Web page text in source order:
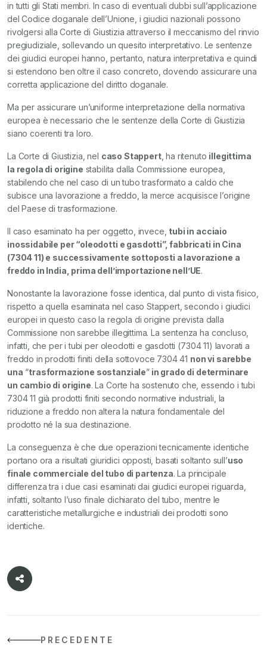
in tutti gli Stati membri. In caso di eventuali dubbi sull’applicazione
del Codice doganale dell’Unione, i giudici nazionali possono
rivolgersi alla Corte di Giustizia attraverso il meccanismo del rinvio
pregiudiziale, sollevando un quesito interpretativo. Le sentenze
dei giudici europei hanno, pertanto, natura interpretativa e quindi
si estendono ben oltre il caso concreto, dovendo assicurare una
corretta applicazione del diritto doganale.
Ma per assicurare un’uniforme interpretazione della normativa
europea è necessario che le sentenze della Corte di Giustizia
siano coerenti tra loro.
La Corte di Giustizia, nel caso Stappert, ha ritenuto illegittima
la regola di origine stabilita dalla Commissione europea,
stabilendo che nel caso di un tubo trasformato a caldo che
subisce una lavorazione a freddo, la merce acquisisce l’origine
del Paese di trasformazione.
Il caso esaminato ha per oggetto, invece, tubi in acciaio
inossidabile per “oleodotti e gasdotti”, fabbricati in Cina
(7304 11) e successivamente sottoposti a lavorazione a
freddo in India, prima dell’importazione nell’UE.
Nonostante la lavorazione fosse identica, dal punto di vista fisico,
rispetto a quella esaminata nel caso Stappert, secondo i giudici
europei in questo caso la regola di origine prevista dalla
Commissione non sarebbe illegittima. La sentenza ha concluso,
infatti, che per i tubi per oleodotti e gasdotti (7304 11) lavorati a
freddo in prodotti finiti della sottovoce 7304 41 non vi sarebbe
una “trasformazione sostanziale”in grado di determinare
un cambio di origine. La Corte ha sostenuto che, essendo i tubi
7304 11 già prodotti finiti secondo normative industriali, la
riduzione a freddo non altera la natura fondamentale del
prodotto né la sua destinazione.
La conseguenza è che due operazioni tecnicamente identiche
portano ora a risultati giuridici opposti, basati soltanto sull’uso
finale commerciale del tubo di partenza. La principale
differenza tra i due casi esaminati dai giudici europei riguarda,
infatti, soltanto l’uso finale dichiarato del tubo, mentre le
caratteristiche metallurgiche e industriali dei prodotti sono
identiche.
PRECEDENTE